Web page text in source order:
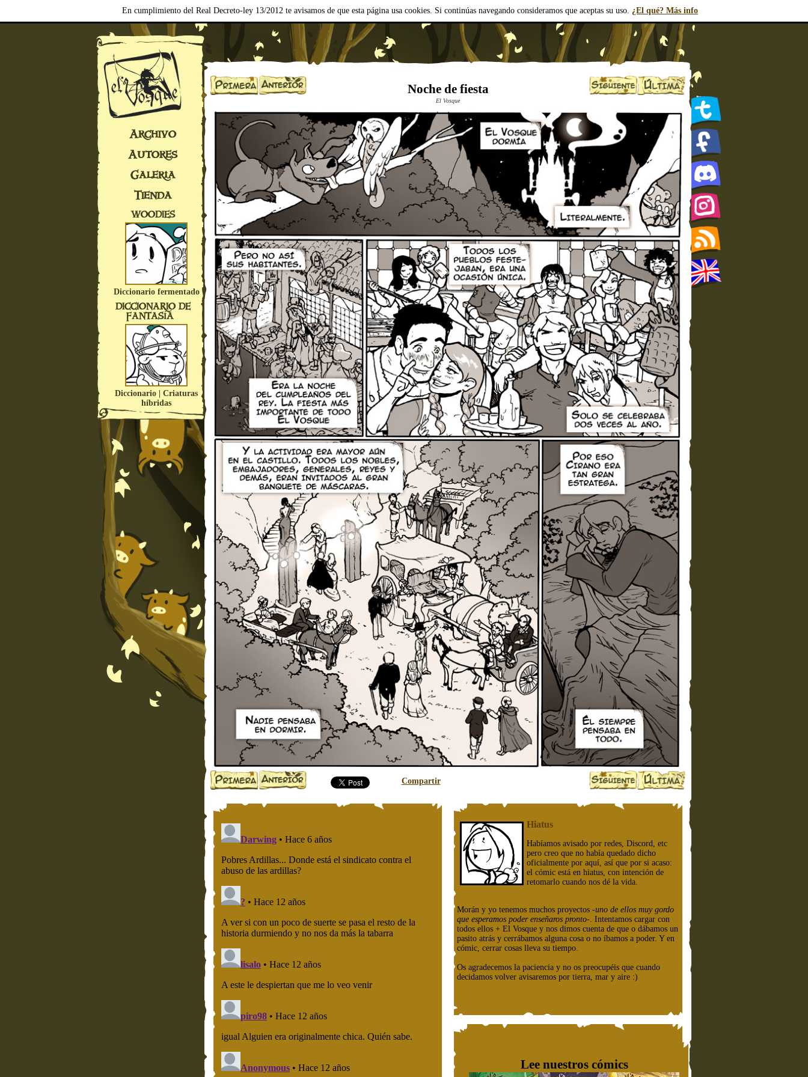
En cumplimiento del Real Decreto-ley 13/2012 te avisamos de que esta página usa cookies. Si continúas navegando consideramos que aceptas su uso. ¿El qué? Más info
Archivo
Autores
Galería
Tienda
WOODIES
Diccionario fermentado
DICCIONARIO DE
FANTASÍA
Diccionario | Criaturas
híbridas
Noche de fiesta
El Vosque
Compartir
Hiatus
Habíamos avisado por redes, Discord, etc
pero creo que no había quedado dicho
oficialmente por aquí, así que por si acaso:
el cómic está en hiatus, con intención de
retomarlo cuando nos dé la vida.
Morán y yo tenemos muchos proyectos -uno de ellos muy gordo
que esperamos poder enseñaros pronto-. Intentamos cargar con
todos ellos + El Vosque y nos dimos cuenta de que o dábamos un
pasito atrás y cerrábamos alguna cosa o no íbamos a poder. Y en
cómic, cerrar cosas lleva su tiempo.
Os agradecemos la paciencia y no os preocupéis que cuando
decidamos volver avisaremos por tierra, mar y aire :)
Lee nuestros cómics